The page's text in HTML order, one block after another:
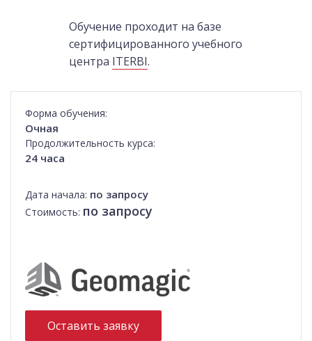
Обучение проходит на базе
сертифицированного учебного
центра ITERBI.
Форма обучения:
Очная
Продолжительность курса:
24 часа
Дата начала: по запросу
Стоимость: по запросу
Оставить заявку